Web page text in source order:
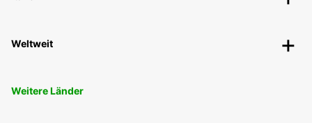
Weltweit
Weitere Länder